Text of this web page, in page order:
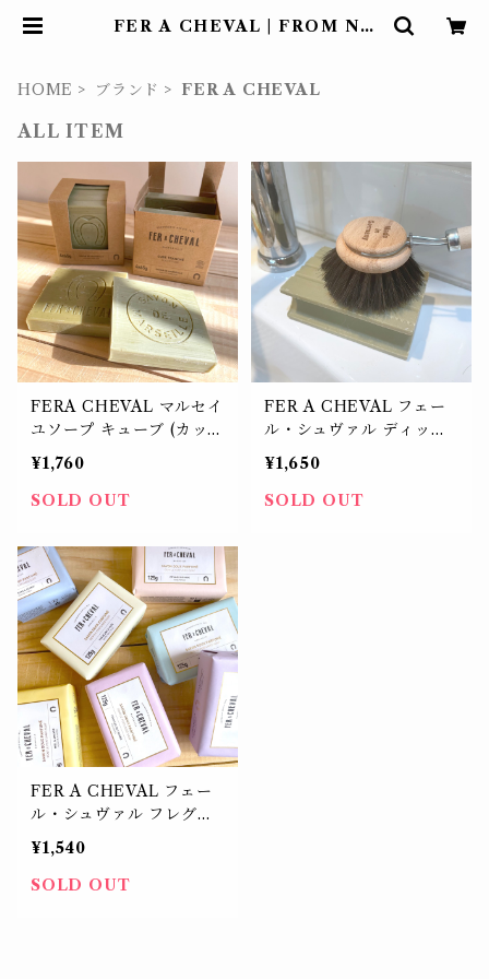
FER A CHEVAL | FROM NO
HOME ブランド FER A CHEVAL
ALL ITEM
FERA CHEVAL マルセイ
ユソープ キューブ (カット
タイプ) 65g×４【価格改
定】
¥1,760
SOLD OUT
FER A CHEVAL フェー
ル・シュヴァル ディッシ
ュソープ
¥1,650
SOLD OUT
FER A CHEVAL フェー
ル・シュヴァル フレグラ
ンスソープ【価格改定】
¥1,540
SOLD OUT